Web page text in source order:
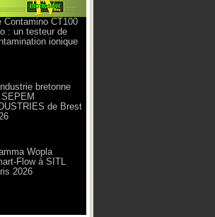
Contamino CT100
: un testeur de
ionique
bretonne
de Brest
Wopla
Flow à SITL
2026